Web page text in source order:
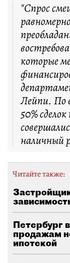
"Спрос
которые
Лейпи. По
50%
наличный
Читайте также:
Петербург
продажам
ипотекой